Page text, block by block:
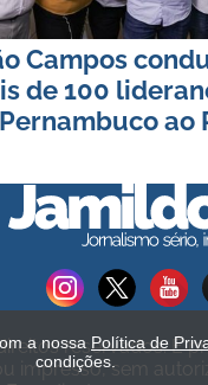
Campos
de 100
ao
reservados. É
impresso, sem
a nossa Política de
condições.